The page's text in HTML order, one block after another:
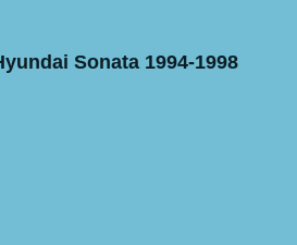
Sonata 1994-1998